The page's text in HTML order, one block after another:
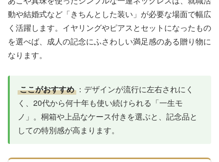
動や結婚式など「きちんとした装い」が必要な場面で幅広
く活躍します。イヤリングやピアスとセットになったもの
を選べば、成人の記念にふさわしい満足感のある贈り物に
なります。
ここがおすすめ ：デザインが流行に左右されにく
く、20代から何十年も使い続けられる「一生モ
ノ」。桐箱や上品なケース付きを選ぶと、記念品と
しての特別感が高まります。